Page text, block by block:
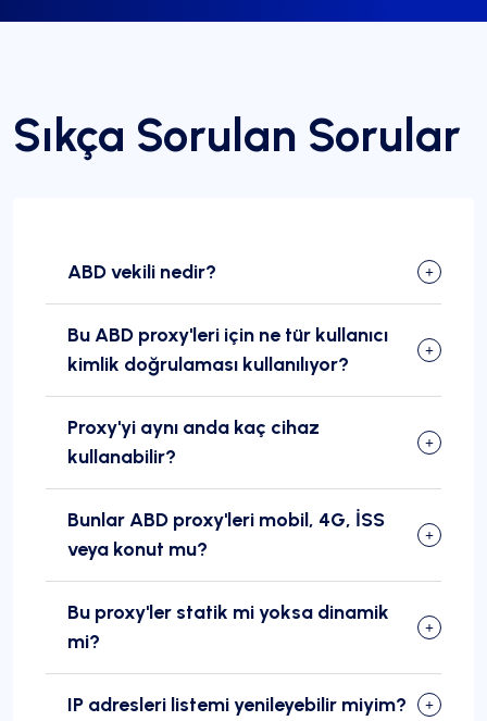
Sıkça Sorulan Sorular
ABD vekili nedir?
Bu ABD proxy'leri için ne tür kullanıcı
kimlik doğrulaması kullanılıyor?
Proxy'yi aynı anda kaç cihaz
kullanabilir?
Bunlar ABD proxy'leri mobil, 4G, İSS
veya konut mu?
Bu proxy'ler statik mi yoksa dinamik
mi?
IP adresleri listemi yenileyebilir miyim?